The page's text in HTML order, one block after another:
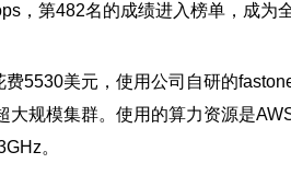
，第482名的成绩进入榜单，成为
美元，使用公司自研的
大规模集群。使用的算力资源是
。